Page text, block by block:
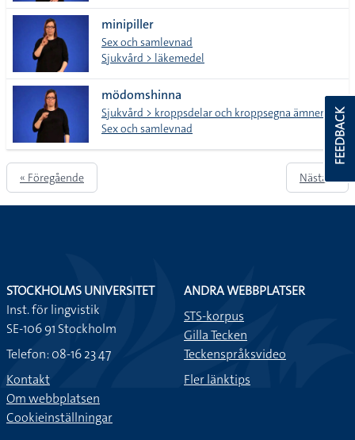
minipiller
Sex och samlevnad
Sjukvård > läkemedel
mödomshinna
Sjukvård > kroppsdelar och kroppsegna ämnen
Sex och samlevnad
« Föregående Nästa »
FEEDBACK
STOCKHOLMS UNIVERSITET
Inst. för lingvistik
SE-106 91 Stockholm
Telefon: 08-16 23 47
Kontakt
Om webbplatsen
Cookieinställningar
ANDRA WEBBPLATSER
STS-korpus
Gilla Tecken
Teckenspråksvideo
Fler länktips